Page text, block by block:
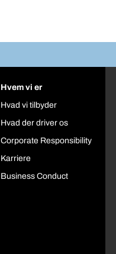
Hvem vi er
Hvad vi tilbyder
Hvad der driver os
Corporate Responsibility
Karriere
Business Conduct